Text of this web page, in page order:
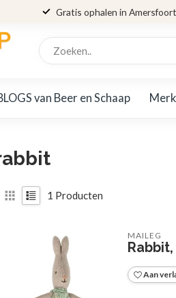
Gratis ophalen in Amersfoort
van Beer en Schaap
1 Producten
MAILEG
Aan